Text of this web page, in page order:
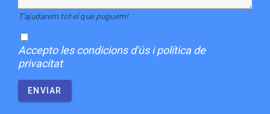
T'ajudarem tot el que puguem!
Acceptoles condicions d'ús i política de
privacitat
ENVIAR